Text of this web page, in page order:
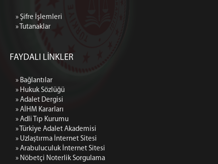
» Şifre İşlemleri
» Tutanaklar
FAYDALI LİNKLER
» Bağlantılar
» Hukuk Sözlüğü
» Adalet Dergisi
» AİHM Kararları
» Adli Tıp Kurumu
» Türkiye Adalet Akademisi
» Uzlaştırma İnternet Sitesi
» Arabuluculuk İnternet Sitesi
» Nöbetçi Noterlik Sorgulama